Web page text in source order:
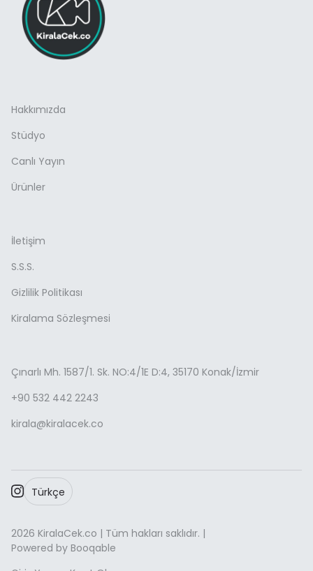
Hakkımızda
Stüdyo
Canlı Yayın
Ürünler
İletişim
S.S.S.
Gizlilik Politikası
Kiralama Sözleşmesi
Çınarlı Mh. 1587/1. Sk. NO:4/1E D:4, 35170 Konak/İzmir
+90 532 442 2243
kirala@kiralacek.co
2026 KiralaCek.co | Tüm hakları saklıdır. |
Powered by Booqable
Türkçe